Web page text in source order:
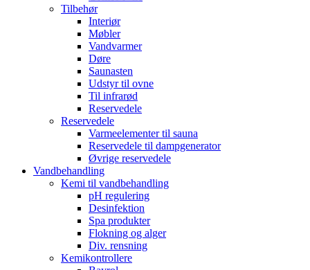
Tilbehør
Interiør
Møbler
Vandvarmer
Døre
Saunasten
Udstyr til ovne
Til infrarød
Reservedele
Reservedele
Varmeelementer til sauna
Reservedele til dampgenerator
Øvrige reservedele
Vandbehandling
Kemi til vandbehandling
pH regulering
Desinfektion
Spa produkter
Flokning og alger
Div. rensning
Kemikontrollere